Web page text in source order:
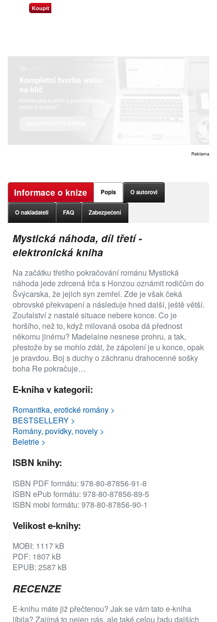
Koupit
Reklama
Informace o knize Popis O autorovi
O nakladateli FAQ Zabezpečení
Mystická náhoda, díl třetí -
elektronická kniha
Na začátku třetího pokračování románu Mystická
náhoda jede zdrcená Irča s Honzou oznámit rodičům do
Švýcarska, že jejich syn zemřel. Zde je však čeká
obrovské překvapení a následuje hned další, ještě větší.
Zoufalství z nastalé situace nebere konce. Co je
horšího, než to, když milovaná osoba dá přednost
někomu jinému? Madelaine nesnese prohru, a tak,
přestože by se mohlo zdát, že zápolení je u konce, opak
je pravdou. Boj s duchy o záchranu drahocenné sošky
boha Re pokračuje…
E-kniha v kategorii:
Romantika, erotické romány >
BESTSELLERY >
Romány, povídky, novely >
Beletrie >
ISBN knihy:
ISBN PDF formátu: 978-80-87856-91-8
ISBN ePub formátu: 978-80-87856-89-5
ISBN mobi formátu: 978-80-87856-90-1
Velikost e-knihy:
MOBI: 1117 kB
PDF: 1807 kB
EPUB: 2587 kB
RECENZE
E-knihu máte již přečtenou? Jak se vám tato e-kniha
líbila? Zajímá to nejen nás, ale také celou řadu dalších